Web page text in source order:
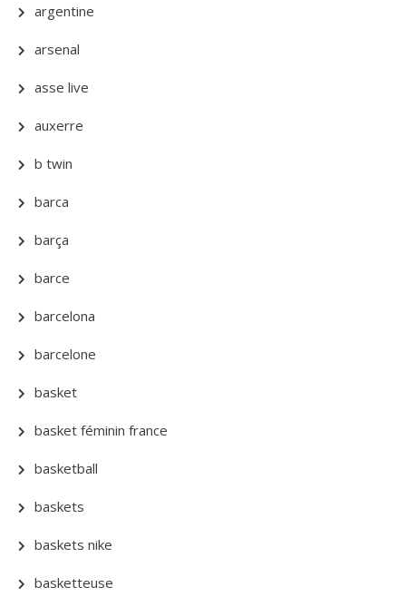
argentine
arsenal
asse live
auxerre
b twin
barca
barça
barce
barcelona
barcelone
basket
basket féminin france
basketball
baskets
baskets nike
basketteuse